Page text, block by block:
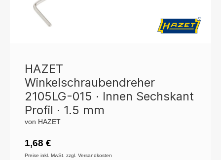
HAZET
Winkelschraubendreher
2105LG-015 · Innen Sechskant
Profil · 1.5 mm
von HAZET
1,68 €
Preise inkl. MwSt. zzgl. Versandkosten